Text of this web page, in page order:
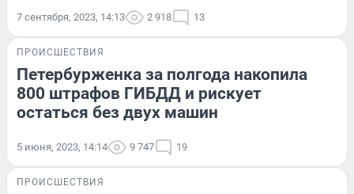
7 сентября, 2023, 14:13 2 918 13
ПРОИСШЕСТВИЯ
Петербурженка за полгода накопила
800 штрафов ГИБДД и рискует
остаться без двух машин
5 июня, 2023, 14:14 9 747 19
ПРОИСШЕСТВИЯ